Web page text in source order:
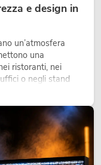
e design in
un’atmosfera
una
ristoranti, nei
o negli stand
ormai parte